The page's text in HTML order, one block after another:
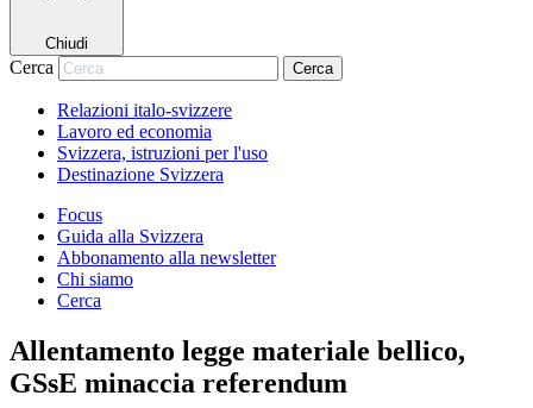
Chiudi
Cerca Cerca
Relazioni italo-svizzere
Lavoro ed economia
Svizzera, istruzioni per l'uso
Destinazione Svizzera
Focus
Guida alla Svizzera
Abbonamento alla newsletter
Chi siamo
Cerca
Allentamento legge materiale bellico,
GSsE minaccia referendum